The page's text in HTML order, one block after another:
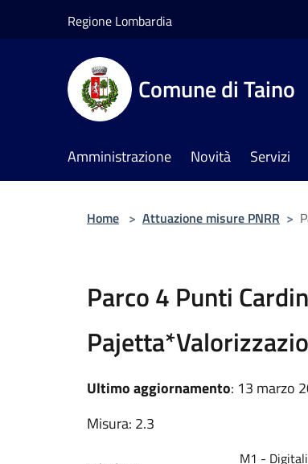
Regione Lombardia
Comune di Taino
Amministrazione Novità Servizi
Home > Attuazione misure PNRR >
Parco 4 Punti
Ultimo aggiornamento: 13 marzo
Misura: 2.3
M1 -